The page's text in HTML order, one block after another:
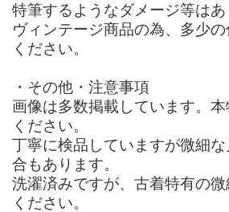
特筆するようなダメージ等はあ
ヴィンテージ商品の為、多少
ください。
・その他・注意事項
画像は多数掲載しています。
ください。
丁寧に検品していますが微細
合もあります。
洗濯済みですが、古着特有の
ください。